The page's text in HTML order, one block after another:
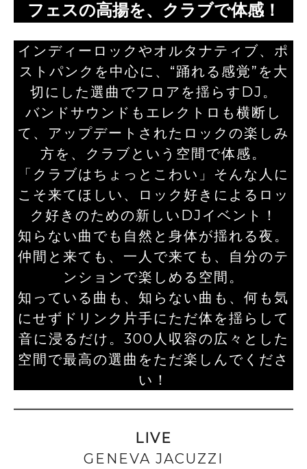
フェスの高揚を、クラブで体感！
インディーロックやオルタナティブ、ポ
ストパンクを中心に、“踊れる感覚”を大
切にした選曲でフロアを揺らすDJ。
バンドサウンドもエレクトロも横断し
て、アップデートされたロックの楽しみ
方を、クラブという空間で体感。
「クラブはちょっとこわい」そんな人に
こそ来てほしい、ロック好きによるロッ
ク好きのための新しいDJイベント！
知らない曲でも自然と身体が揺れる夜。
仲間と来ても、一人で来ても、自分のテ
ンションで楽しめる空間。
知っている曲も、知らない曲も、何も気
にせずドリンク片手にただ体を揺らして
音に浸るだけ。300人収容の広々とした
空間で最高の選曲をただ楽しんでくださ
い！
LIVE
GENEVA JACUZZI